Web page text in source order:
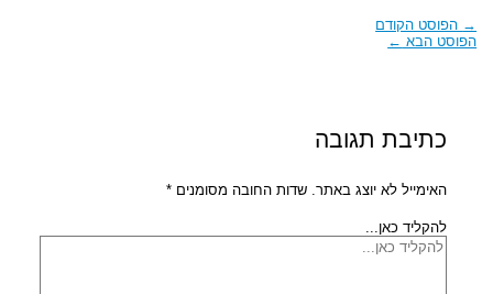
→ הפוסט הקודם
הפוסט הבא ←
כתיבת תגובה
האימייל לא יוצג באתר. שדות החובה מסומנים*
להקליד כאן...